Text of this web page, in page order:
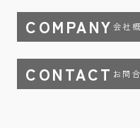
COMPANY 会社
CONTACT お問